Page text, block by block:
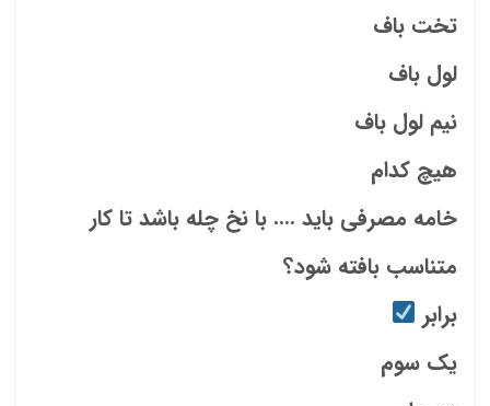
تخت باف
لول باف
نیم لول باف
هیچ کدام
خامه مصرفی باید …. با نخ چله باشد تا کار
متناسب بافته شود؟
برابر
یک سوم